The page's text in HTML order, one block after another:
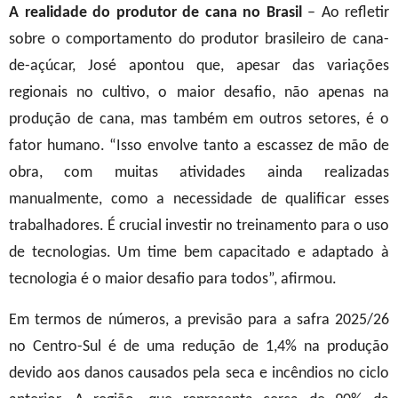
A realidade do produtor de cana no Brasil– Ao refletir
sobre o comportamento do produtor brasileiro de cana-
de-açúcar, José apontou que, apesar das variações
regionais no cultivo, o maior desafio, não apenas na
produção de cana, mas também em outros setores, é o
fator humano. “Isso envolve tanto a escassez de mão de
obra, com muitas atividades ainda realizadas
manualmente, como a necessidade de qualificar esses
trabalhadores. É crucial investir no treinamento para o uso
de tecnologias. Um time bem capacitado e adaptado à
tecnologia é o maior desafio para todos”, afirmou.
Em termos de números, a previsão para a safra 2025/26
no Centro-Sul é de uma redução de 1,4% na produção
devido aos danos causados pela seca e incêndios no ciclo